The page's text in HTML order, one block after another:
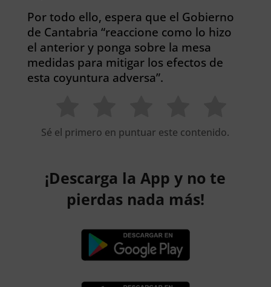
Por todo ello, espera que el Gobierno
de Cantabria “reaccione como lo hizo
el anterior y ponga sobre la mesa
medidas para mitigar los efectos de
esta coyuntura adversa”.
Sé el primero en puntuar este contenido.
¡Descarga la App y no te
pierdas nada más!